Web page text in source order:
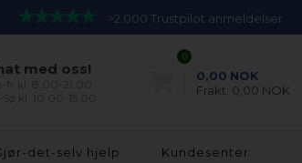
>2.000 Trustpilot anmeldelser
med oss!
0
0,00 NOK
Frakt: 0,00 NOK
det-selv hjelp Kundesenter